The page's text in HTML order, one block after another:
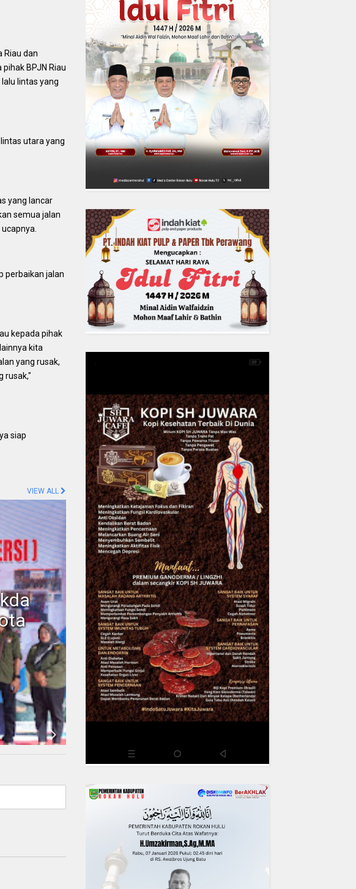
Riau dan
BPJN Riau
lintas yang
utara yang
yang lancar
semua jalan
perbaikan jalan
kepada pihak
kita
yang rusak,
rusak,"
siap
VIEW ALL
0 fakta media
Polres Inhil bersama Pemkab
Riau Perkuat Sinergi Tangani
Liar di